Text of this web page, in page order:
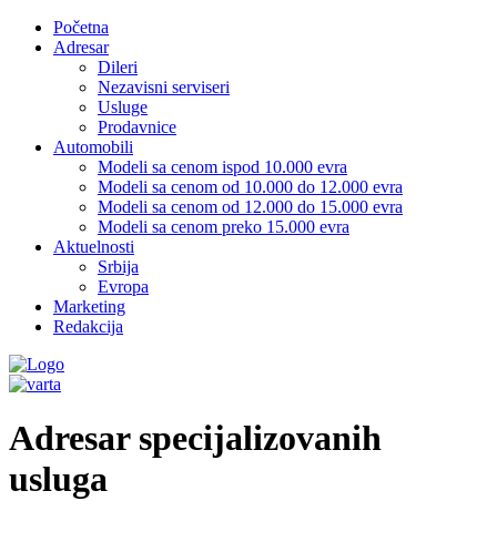
Početna
Adresar
Dileri
Nezavisni serviseri
Usluge
Prodavnice
Automobili
Modeli sa cenom ispod 10.000 evra
Modeli sa cenom od 10.000 do 12.000 evra
Modeli sa cenom od 12.000 do 15.000 evra
Modeli sa cenom preko 15.000 evra
Aktuelnosti
Srbija
Evropa
Marketing
Redakcija
Adresar specijalizovanih
usluga